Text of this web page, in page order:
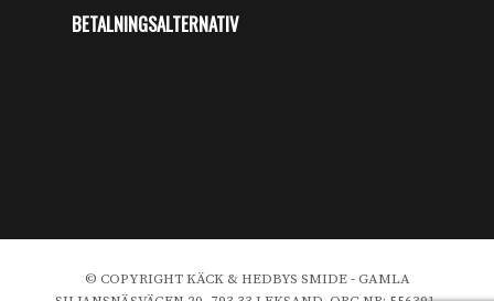
BETALNINGSALTERNATIV
© COPYRIGHT KÄCK & HEDBYS SMIDE - GAMLA